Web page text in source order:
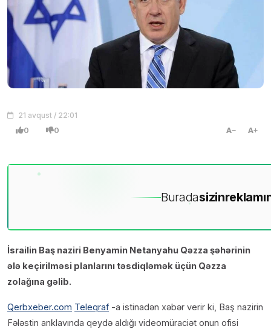
21 avqust / 22:01
0 0 A A
Buradasizin
İsrailin Baş naziri Benyamin Netanyahu Qəzza şəhərinin
ələ keçirilməsi planlarını təsdiqləmək üçün Qəzza
zolağına gəlib.
Qerbxeber.com Teleqraf -a istinadən xəbər verir ki, Baş nazirin
Fələstin anklavında qeydə aldığı videomüraciət onun ofisi